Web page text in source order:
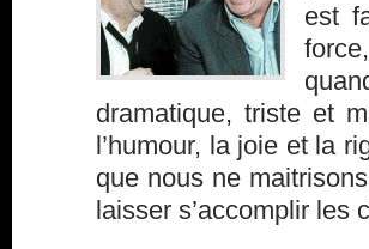
est
dramatique, triste et
l’humour, la joie et la
que nous ne
laisser s’accomplir les